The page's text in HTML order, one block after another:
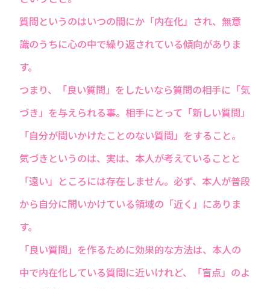
質問というのはいつの間にか「内在化」され、無意
識のうちに心の中で繰り返されている傾向がありま
す。
つまり、「良い質問」をしたいなら質問の相手に「気
づき」を与えられる事。相手にとって「新しい質問」
「自分が問いかけたことのない質問」をすること。
気づきというのは、実は、本人が考えていることと
「遠い」ところには存在しません。必ず、本人が普段
から自分に問いかけている領域の「近く」にありま
す。
「良い質問」を作るために効果的な方法は、本人の
中で内在化している質問に近いけれど、「盲点」のよ